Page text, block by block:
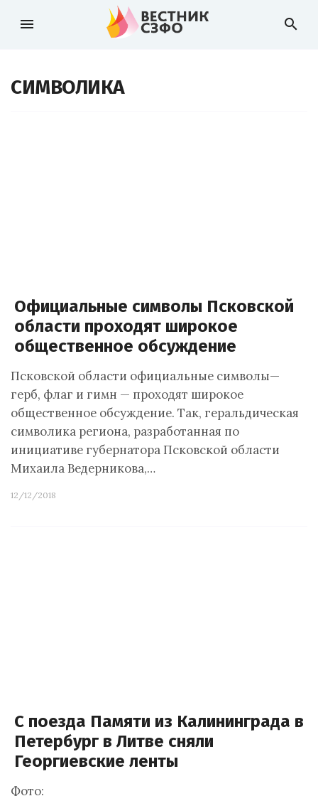
menu search
СИМВОЛИКА
Официальные символы Псковской
области проходят широкое
общественное обсуждение
Псковской области официальные символы—
герб, флаг и гимн — проходят широкое
общественное обсуждение. Так, геральдическая
символика региона, разработанная по
инициативе губернатора Псковской области
Михаила Ведерникова,…
12/12/2018
С поезда Памяти из Калининграда в
Петербург в Литве сняли
Георгиевские ленты
Фото: